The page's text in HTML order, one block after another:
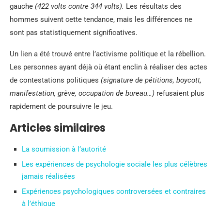
gauche (422 volts contre 344 volts). Les résultats des
hommes suivent cette tendance, mais les différences ne
sont pas statistiquement significatives.
Un lien a été trouvé entre l’activisme politique et la rébellion.
Les personnes ayant déjà où étant enclin à réaliser des actes
de contestations politiques (signature de pétitions, boycott,
manifestation, grève, occupation de bureau…) refusaient plus
rapidement de poursuivre le jeu.
Articles similaires
La soumission à l’autorité
Les expériences de psychologie sociale les plus célèbres
jamais réalisées
Expériences psychologiques controversées et contraires
à l’éthique